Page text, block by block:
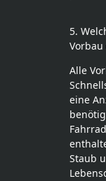
5.
Alle
eine
Staub